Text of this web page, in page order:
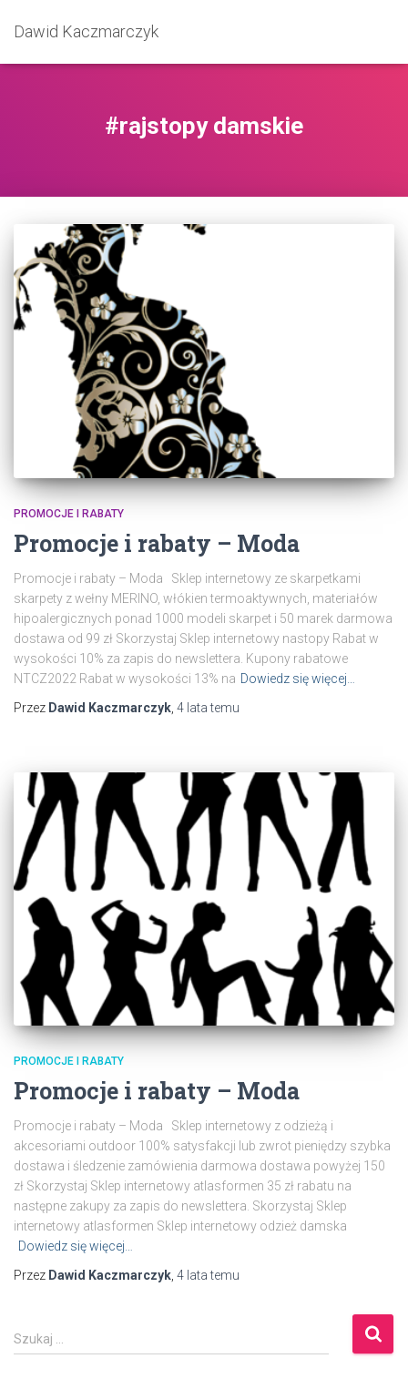
Dawid Kaczmarczyk
#rajstopy damskie
PROMOCJE I RABATY
Promocje i rabaty – Moda
Promocje i rabaty – Moda Sklep internetowy ze skarpetkami
skarpety z wełny MERINO, włókien termoaktywnych, materiałów
hipoalergicznych ponad 1000 modeli skarpet i 50 marek darmowa
dostawa od 99 zł Skorzystaj Sklep internetowy nastopy Rabat w
wysokości 10% za zapis do newslettera. Kupony rabatowe
NTCZ2022 Rabat w wysokości 13% na Dowiedz się więcej…
Przez Dawid Kaczmarczyk 4 latatemu
PROMOCJE I RABATY
Promocje i rabaty – Moda
Promocje i rabaty – Moda Sklep internetowy z odzieżą i
akcesoriami outdoor 100% satysfakcji lub zwrot pieniędzy szybka
dostawa i śledzenie zamówienia darmowa dostawa powyżej 150
zł Skorzystaj Sklep internetowy atlasformen 35 zł rabatu na
następne zakupy za zapis do newslettera. Skorzystaj Sklep
internetowy atlasformen Sklep internetowy odzież damska
Dowiedz się więcej…
Przez Dawid Kaczmarczyk, 4 latatemu
S
z
Szukaj …